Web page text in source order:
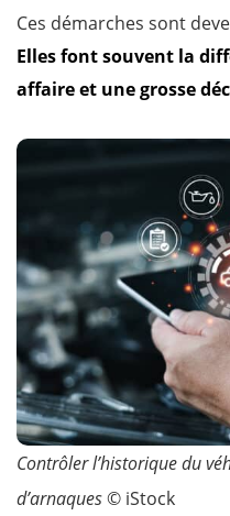
Ces démarches sont
Elles font souvent la
affaire et une grosse
Contrôler l’historique du
d’arnaques© iStock